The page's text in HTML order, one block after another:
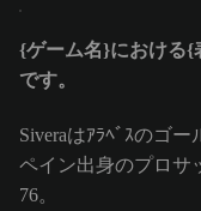
{ゲーム名}における{
です。
Siveraはｱﾗﾍﾞｽのゴ
ペイン出身のプロサ
76。